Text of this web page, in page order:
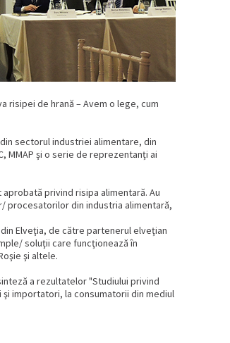
risipei de hrană – Avem o lege, cum
sectorul industriei alimentare, din
MMAP şi o serie de reprezentanţi ai
privind risipa alimentară. Au
din industria alimentară,
Elveţia, de către partenerul elveţian
soluţii care funcţionează în
şi altele.
a rezultatelor "Studiului privind
importatori, la consumatorii din mediul